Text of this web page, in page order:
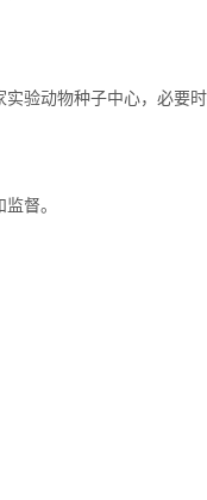
验动物种子中心，必要
督。